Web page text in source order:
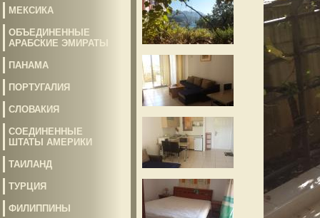
МЕКСИКА
ОБЪЕДИНЕННЫЕ
АРАБСКИЕ ЭМИРАТЫ
ПАНАМА
ПОРТУГАЛИЯ
СЛОВАКИЯ
СОЕДИНЕННЫЕ
ШТАТЫ АМЕРИКИ
ТАИЛАНД
ТУРЦИЯ
ФИЛИППИНЫ